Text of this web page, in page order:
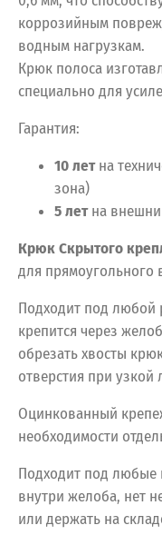
коррозийным
водным нагрузкам.
Крюк полоса
специально для
Гарантия:
10 летна
зона)
5 летна
Крюк Скрытого
для прямоугольного
Подходит под любой
крепится через
обрезать хвосты
отверстия при узкой
Оцинкованный
необходимости
Подходит под любые
внутри желоба, нет
или держать на